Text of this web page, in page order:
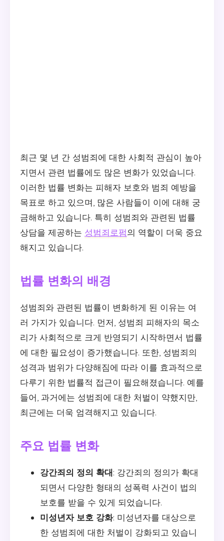
최근 몇 년 간 성범죄에 대한 사회적 관심이 높아
지면서 관련 법률에도 많은 변화가 있었습니다.
이러한 법률 변화는 피해자 보호와 범죄 예방을
목표로 하고 있으며, 많은 사람들이 이에 대해 궁
금해하고 있습니다. 특히 성범죄와 관련된 법률
상담을 제공하는 성범죄로펌의 역할이 더욱 중요
해지고 있습니다.
법률 변화의 배경
성범죄와 관련된 법률이 변화하게 된 이유는 여
러 가지가 있습니다. 먼저, 성범죄 피해자의 목소
리가 사회적으로 크게 반영되기 시작하면서 법률
에 대한 필요성이 증가했습니다. 또한, 성범죄의
성격과 범위가 다양해짐에 따라 이를 효과적으로
다루기 위한 법률적 접근이 필요해졌습니다. 예를
들어, 과거에는 성범죄에 대한 처벌이 약했지만,
최근에는 더욱 엄격해지고 있습니다.
주요 법률 변화
강간죄의 정의 확대: 강간죄의 정의가 확대
되면서 다양한 형태의 성폭력 사건이 법의
보호를 받을 수 있게 되었습니다.
미성년자 보호 강화: 미성년자를 대상으로
한 성범죄에 대한 처벌이 강화되고 있습니